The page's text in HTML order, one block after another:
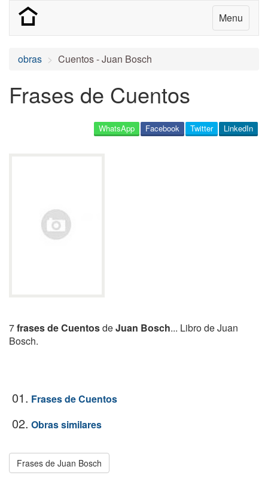
Menu
obras Cuentos - Juan Bosch
Frases de Cuentos
LinkedIn
Twitter
Facebook
WhatsApp
7frases de CuentosdeJuan Bosch... Libro de Juan
Bosch.
01. Frases de Cuentos
02. Obras similares
Frases de Juan Bosch